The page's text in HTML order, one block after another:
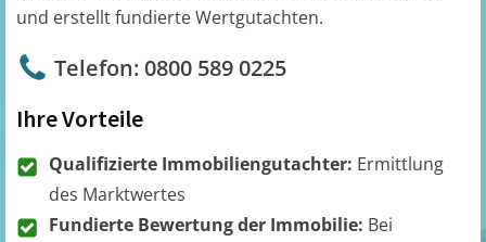
und erstellt fundierte Wertgutachten.
Telefon: 0800 589 0225
Ihre Vorteile
Qualifizierte Immobiliengutachter: Ermittlung
des Marktwertes
Fundierte Bewertung der Immobilie: Bei